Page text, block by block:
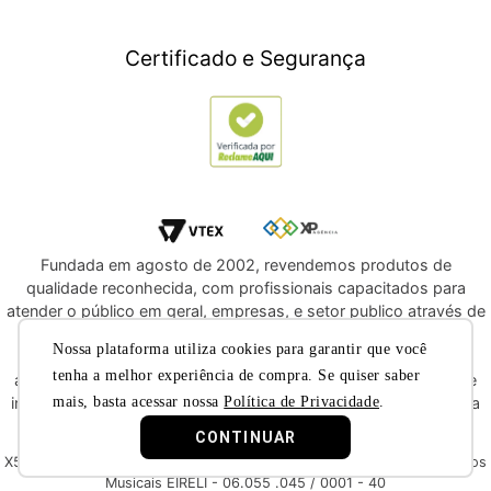
Nossa plataforma utiliza cookies para garantir que você
tenha a melhor experiência de compra. Se quiser saber
mais, basta acessar nossa Política de Privacidade.
CONTINUAR
Utilidades Domésticas
Compre e DoeCertificado e Segurança
Fundada em agosto de 2002, revendemos produtos de
qualidade reconhecida, com profissionais capacitados para
atender o público em geral, empresas, e setor publico através de
oportunidade de adquirir produtos de qualidade e com
atendimento reconhecido dentre os melhores do segmento de
instrumentos musicais e áudio profissional. Convidamos você a
nos conhecer melhor nas redes sociais.
X5 Music © 2019 - Todos os direitos reservados X5 Music Instrumentos
Musicais EIRELI - 06.055 .045 / 0001 - 40